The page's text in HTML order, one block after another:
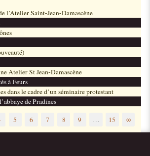
l’Atelier Saint-Jean-Damascène
Atelier St Jean-Damascène
à Feurs
dans le cadre d’un séminaire protestant
de Pradines
5 6 7 8 9 … 15 ∞